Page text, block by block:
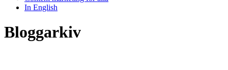
In English
Bloggarkiv